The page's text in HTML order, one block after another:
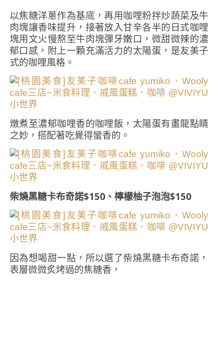
以焦糖洋蔥作為基底，再用咖哩粉拌炒蔬菜及牛
肉塊讓香味提升，接著放入甘辛各半的日式咖哩
塊用文火慢熬至牛肉塊彈牙嫩口，微甜微辣的濃
郁口感，附上一顆充滿活力的太陽蛋，是友美子
式的咖哩風格。
燉煮至濃郁咖哩香的咖哩飯，太陽蛋有畫龍點睛
之妙，搭配著吃覺得蠻香的。
柴燒黑糖卡布奇諾$150、檸檬柚子泡泡$150
因為想喝甜一點，所以選了柴燒黑糖卡布奇諾，
表層微微炙烤過的焦糖香，